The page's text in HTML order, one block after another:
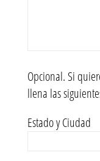
Opcional. Si
llena las
Estado y Ciudad